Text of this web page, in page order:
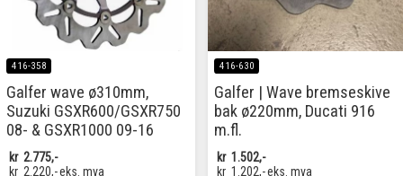
416-358
Galfer wave ø310mm,
Suzuki GSXR600/GSXR750
08- & GSXR1000 09-16
kr 2.775,-
kr 2.220,-eks. mva
416-630
Galfer | Wave bremseskive
bak ø220mm, Ducati 916
m.fl.
kr 1.502,-
kr 1.202,-eks. mva